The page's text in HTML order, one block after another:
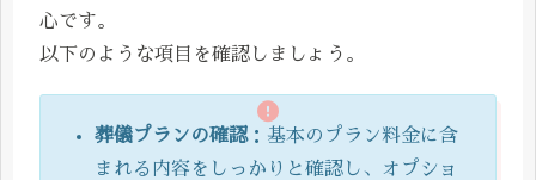
心です。
以下のような項目を確認しましょう。
葬儀プランの確認：基本のプラン料金に含
まれる内容をしっかりと確認し、オプショ